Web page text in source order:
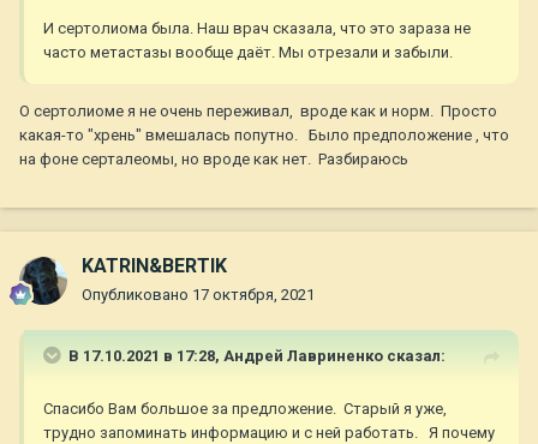
И сертолиома была. Наш врач сказала, что это зараза не
часто метастазы вообще даёт. Мы отрезали и забыли.
О сертолиоме я не очень переживал, вроде как и норм. Просто
какая-то "хрень" вмешалась попутно. Было предположение , что
на фоне серталеомы, но вроде как нет. Разбираюсь
KATRIN&BERTIK
Опубликовано 17 октября, 2021
В 17.10.2021 в 17:28, Андрей Лавриненко сказал:
Спасибо Вам большое за предложение. Старый я уже,
трудно запоминать информацию и с ней работать. Я почему